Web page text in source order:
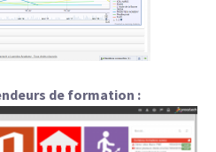
de formation :